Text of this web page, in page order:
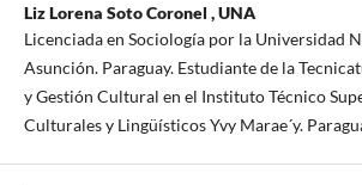
Liz Lorena Soto Coronel ,UNA
Licenciada en Sociología por la Universidad
Asunción. Paraguay. Estudiante de la
y Gestión Cultural en el Instituto Técnico
Culturales y Lingüísticos Yvy Marae´y.